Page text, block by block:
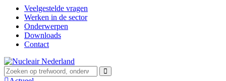
Veelgestelde vragen
Werken in de sector
Onderwerpen
Downloads
Contact